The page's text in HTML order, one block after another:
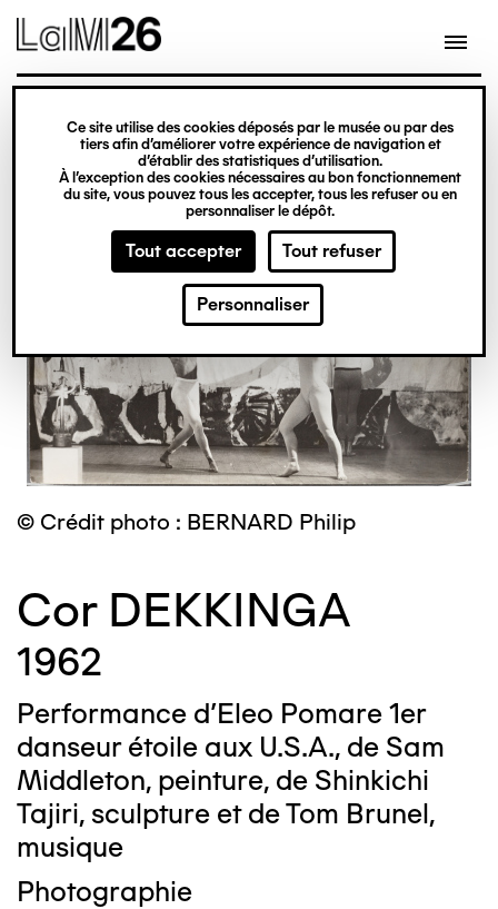
Gestion des cookies
Ce site utilise des cookies déposés par le musée ou par des
tiers afin d’améliorer votre expérience de navigation et
d’établir des statistiques d’utilisation.
À l’exception des cookies nécessaires au bon fonctionnement
du site, vous pouvez tous les accepter, tous les refuser ou en
personnaliser le dépôt.
Tout accepter Tout refuser
Personnaliser
contenu
© Crédit photo : BERNARD Philip
Cor DEKKINGA
1962
Performance d'Eleo Pomare 1er
danseur étoile aux U.S.A., de Sam
Middleton, peinture, de Shinkichi
Tajiri, sculpture et de Tom Brunel,
musique
Photographie